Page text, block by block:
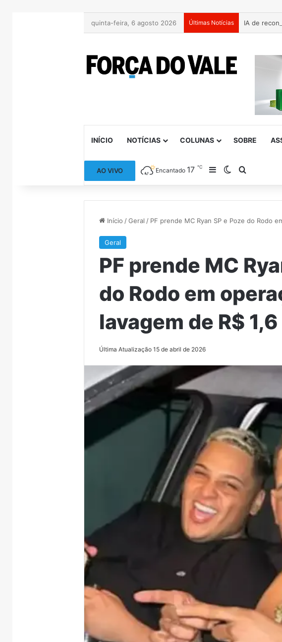
quinta-feira, 6 agosto 2026 Últimas Notícias
INÍCIO NOTÍCIAS COLUNAS SOBRE
AO VIVO Encantado 17℃ Barra Lateral
Switch skin
Início / Geral / PF prende MC Ryan SP e Poze do Rodo
Geral
PF prende MC
do Rodo em
lavagem de R$
Última Atualização 15 de abril de 2026